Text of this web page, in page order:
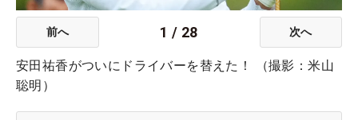
前へ 1 / 28 次へ
安田祐香がついにドライバーを替えた！ （撮影：米山
聡明）